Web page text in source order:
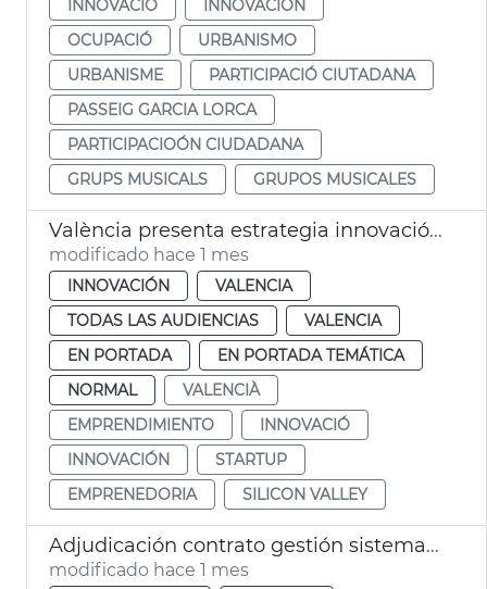
INNOVACIÓ
INNOVACIÓN
OCUPACIÓ
URBANISMO
URBANISME
PARTICIPACIÓ CIUTADANA
PASSEIG GARCIA LORCA
PARTICIPACIOÓN CIUDADANA
GRUPS MUSICALS
GRUPOS MUSICALES
València presenta estrategia innovación a Silicon Valley
modificado hace 1 mes
INNOVACIÓN
VALENCIA
TODAS LAS AUDIENCIAS
VALENCIA
EN PORTADA
EN PORTADA TEMÁTICA
NORMAL
VALENCIÀ
EMPRENDIMIENTO
INNOVACIÓ
INNOVACIÓN
STARTUP
EMPRENEDORIA
SILICON VALLEY
Adjudicación contrato gestión sistemas informáticos municipales Ayuntamiento València
modificado hace 1 mes